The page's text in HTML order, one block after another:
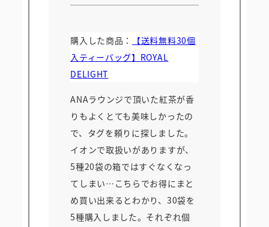
購入した商品：
【送料無料30個
入ティーバッグ】ROYAL
DELIGHT
ANAラウンジで頂いた紅茶が香
りもよくとても美味しかったの
で、タグを頼りに探しました。
イオンで取扱いがありますが、
5種20袋の箱ではすぐなくなっ
てしまい…こちらでお得にまと
め買い出来るとわかり、30袋を
5種購入しました。それぞれ個